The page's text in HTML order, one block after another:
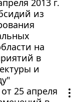
из
на
в
и
25 апреля